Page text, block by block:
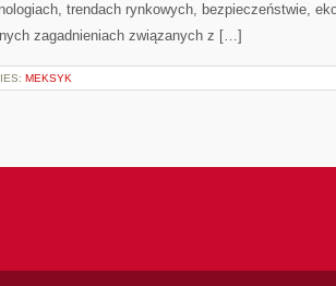
trendach rynkowych, bezpieczeństwie,
zagadnieniach związanych z […]
MEKSYK